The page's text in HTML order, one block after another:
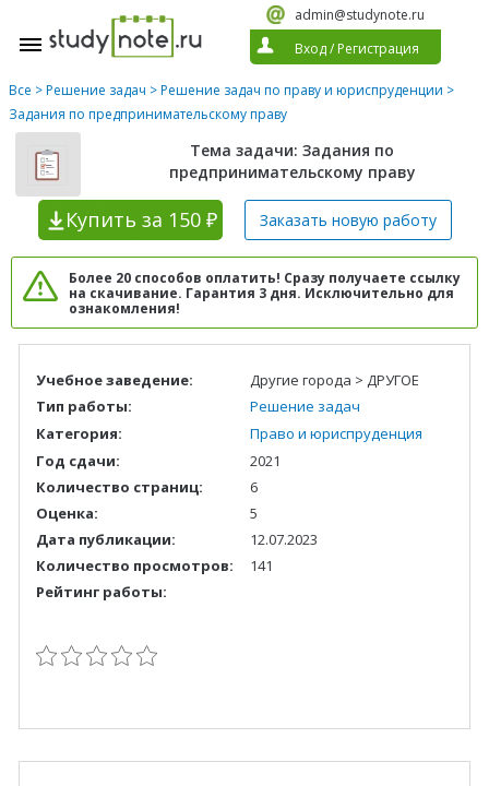
admin@studynote.ru
Вход/ Регистрация
Все >Решение задач >Решение задач по праву и юриспруденции >
Задания по предпринимательскому праву
Тема задачи: Задания по
предпринимательскому праву
Купить за 150 ₽ Заказать новую работу
Более 20 способов оплатить! Сразу получаете ссылку
на скачивание. Гарантия 3 дня. Исключительно для
ознакомления!
Учебное заведение:
Другие города > ДРУГОЕ
Тип работы:
Решение задач
Категория:
Право и юриспруденция
Год сдачи:
2021
Количество страниц:
6
Оценка:
5
Дата публикации:
12.07.2023
Количество просмотров:
141
Рейтинг работы: